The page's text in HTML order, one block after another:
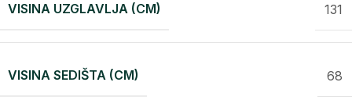
VISINA UZGLAVLJA (CM) 131
VISINA SEDIŠTA (CM) 68